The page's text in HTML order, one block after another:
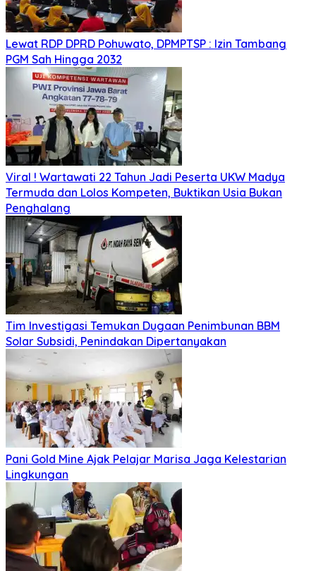
Lewat RDP DPRD Pohuwato, DPMPTSP : Izin Tambang
PGM Sah Hingga 2032
Viral ! Wartawati 22 Tahun Jadi Peserta UKW Madya
Termuda dan Lolos Kompeten, Buktikan Usia Bukan
Penghalang
Tim Investigasi Temukan Dugaan Penimbunan BBM
Solar Subsidi, Penindakan Dipertanyakan
Pani Gold Mine Ajak Pelajar Marisa Jaga Kelestarian
Lingkungan